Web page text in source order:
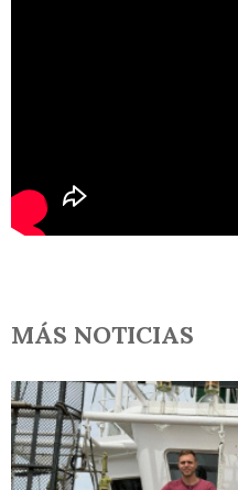
MÁS NOTICIAS